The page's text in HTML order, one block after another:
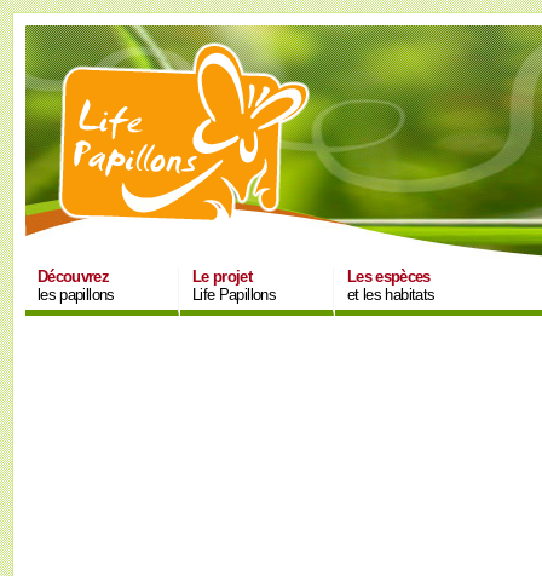
Découvrez
les papillons
Le projet
Life Papillons
Les espèces
et les habitats